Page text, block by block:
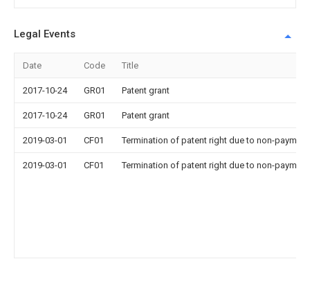
Legal Events
Date Code Title
2017-10-24 GR01 Patent grant
2017-10-24 GR01 Patent grant
2019-03-01 CF01 Termination of patent right due to non-
2019-03-01 CF01 Termination of patent right due to non-